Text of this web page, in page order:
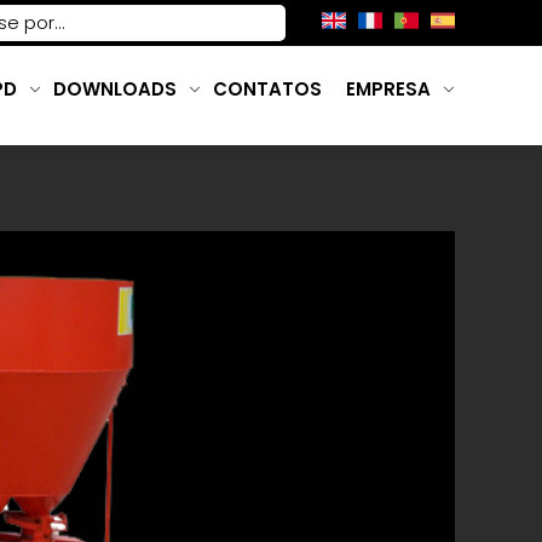
DOWNLOADS CONTATOS EMPRESA